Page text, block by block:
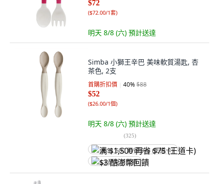
$72
($72.00/1套)
明天 8/8 (六) 預計送達
Simba 小獅王辛巴 美味軟質湯匙, 杏
茶色, 2支
首購折扣價 40%$88
$52
($26.00/1個)
明天 8/8 (六) 預計送達
(325)
满 $1,500 再省 $75 (王道卡)
$3 酷澎幣回饋